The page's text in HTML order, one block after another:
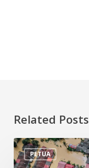
Related Posts
PETUA
Tips
Persiapan